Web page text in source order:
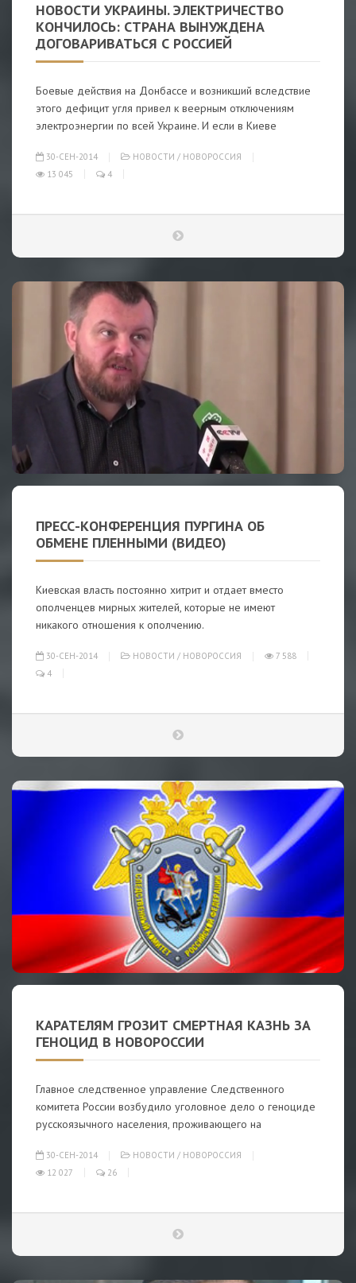
НОВОСТИ УКРАИНЫ. ЭЛЕКТРИЧЕСТВО
КОНЧИЛОСЬ: СТРАНА ВЫНУЖДЕНА
ДОГОВАРИВАТЬСЯ С РОССИЕЙ
Боевые действия на Донбассе и возникший вследствие
этого дефицит угля привел к веерным отключениям
электроэнергии по всей Украине. И если в Киеве
30-СЕН-2014 НОВОСТИ / НОВОРОССИЯ
13 045
4
ПРЕСС-КОНФЕРЕНЦИЯ ПУРГИНА ОБ
ОБМЕНЕ ПЛЕННЫМИ (ВИДЕО)
Киевская власть постоянно хитрит и отдает вместо
ополченцев мирных жителей, которые не имеют
никакого отношения к ополчению.
30-СЕН-2014 НОВОСТИ / НОВОРОССИЯ
7 588
4
КАРАТЕЛЯМ ГРОЗИТ СМЕРТНАЯ КАЗНЬ ЗА
ГЕНОЦИД В НОВОРОССИИ
Главное следственное управление Следственного
комитета России возбудило уголовное дело о геноциде
русскоязычного населения, проживающего на
30-СЕН-2014 НОВОСТИ / НОВОРОССИЯ
12 027
26